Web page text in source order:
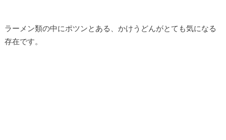
ラーメン類の中にポツンとある、かけうどんがとても気になる
存在です。